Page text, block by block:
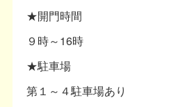
★開門時間
９時～16時
★駐車場
第１～４駐車場あり